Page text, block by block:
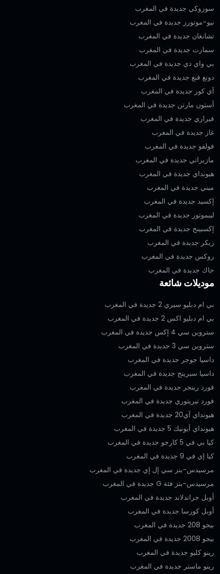
سوزوكي جديدة في المغرب
نيو-موتورز جديدة في المغرب
تشانغان جديدة في المغرب
سمارت جديدة في المغرب
بي واي دي جديدة في المغرب
دونغ فنغ جديدة في المغرب
آي كور جديدة في المغرب
أستون مارتن جديدة في المغرب
فيراري جديدة في المغرب
غاز جديدة في المغرب
فولفو جديدة في المغرب
مازيراتي جديدة في المغرب
هيونداي جديدة في المغرب
ميني جديدة في المغرب
إكسيد جديدة في المغرب
ليبموتور جديدة في المغرب
إكسبينج جديدة في المغرب
زيكر جديدة في المغرب
روكس جديدة في المغرب
جاك جديدة في المغرب
موديلات شائعة
بي ام دبليو سيري 2 جديدة في المغرب
بي ام دبليو اكس 2 جديدة في المغرب
ستروين سي 4 إكس جديدة في المغرب
ستروين سي 3 جديدة في المغرب
داسيا جوجر جديدة في المغرب
داسيا سبرينج جديدة في المغرب
فورد رينجر جديدة في المغرب
فورد تيريتوري جديدة في المغرب
هيونداي آي20 جديدة في المغرب
هيونداي أيونيك 5 جديدة في المغرب
كيا بي في 5 كارجو جديدة في المغرب
كيا إي في 9 جديدة في المغرب
مرسيدس-بنز سي إل إي جديدة في المغرب
مرسيدس-بنز فئة G جديدة في المغرب
أوبل جراندلاند جديدة في المغرب
أوبل كورسا جديدة في المغرب
بيجو 208 جديدة في المغرب
بيجو 2008 جديدة في المغرب
رينو كليو جديدة في المغرب
رينو ماستر جديدة في المغرب